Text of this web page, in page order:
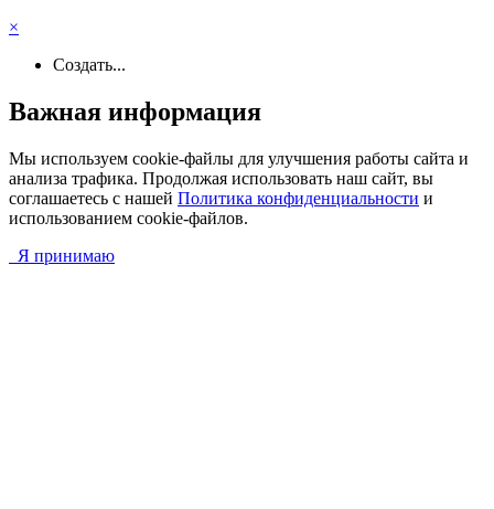
×
Создать...
Важная информация
Мы используем cookie-файлы для улучшения работы сайта и
анализа трафика. Продолжая использовать наш сайт, вы
соглашаетесь с нашей Политика конфиденциальности и
использованием cookie-файлов.
Я принимаю